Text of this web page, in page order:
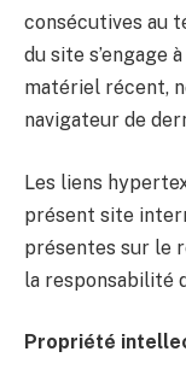
consécutives au
du site s’engage
matériel récent,
navigateur de
Les liens
présent site
présentes sur le
la responsabilité
Propriété